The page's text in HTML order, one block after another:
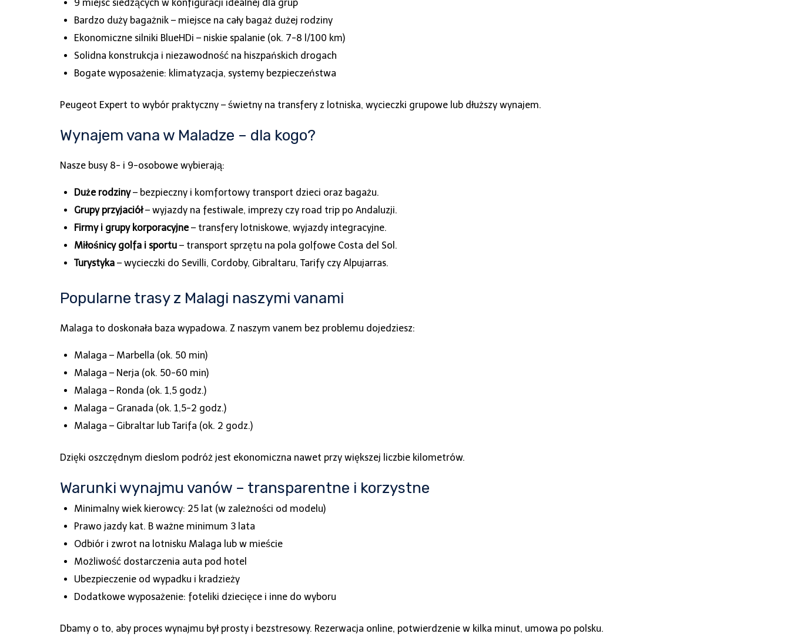
9 miejsc siedzących w konfiguracji idealnej dla grup
Bardzo duży bagażnik – miejsce na cały bagaż dużej rodziny
Ekonomiczne silniki BlueHDi – niskie spalanie (ok. 7-8 l/100 km)
Solidna konstrukcja i niezawodność na hiszpańskich drogach
Bogate wyposażenie: klimatyzacja, systemy bezpieczeństwa
Peugeot Expert to wybór praktyczny – świetny na transfery z lotniska, wycieczki grupowe lub dłuższy wynajem.
Wynajem vana w Maladze – dla kogo?
Nasze busy 8- i 9-osobowe wybierają:
Duże rodziny– bezpieczny i komfortowy transport dzieci oraz bagażu.
Grupy przyjaciół– wyjazdy na festiwale, imprezy czy road trip po Andaluzji.
Firmy i grupy korporacyjne– transfery lotniskowe, wyjazdy integracyjne.
Miłośnicy golfa i sportu – transport sprzętu na pola golfowe Costa del Sol.
Turystyka – wycieczki do Sevilli, Cordoby, Gibraltaru, Tarify czy Alpujarras.
Popularne trasy z Malagi naszymi vanami
Malaga to doskonała baza wypadowa. Z naszym vanem bez problemu dojedziesz:
Malaga – Marbella (ok. 50 min)
Malaga – Nerja (ok. 50-60 min)
Malaga – Ronda (ok. 1,5 godz.)
Malaga – Granada (ok. 1,5-2 godz.)
Malaga – Gibraltar lub Tarifa (ok. 2 godz.)
Dzięki oszczędnym dieslom podróż jest ekonomiczna nawet przy większej liczbie kilometrów.
Warunki wynajmu vanów – transparentne i korzystne
Minimalny wiek kierowcy: 25 lat (w zależności od modelu)
Prawo jazdy kat. B ważne minimum 3 lata
Odbiór i zwrot na lotnisku Malaga lub w mieście
Możliwość dostarczenia auta pod hotel
Ubezpieczenie od wypadku i kradzieży
Dodatkowe wyposażenie: foteliki dziecięce i inne do wyboru
Dbamy o to, aby proces wynajmu był prosty i bezstresowy. Rezerwacja online, potwierdzenie w kilka minut, umowa po polsku.